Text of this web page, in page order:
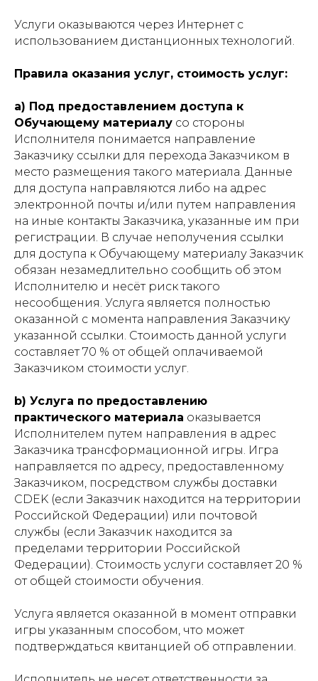
Услуги оказываются через Интернет с
использованием дистанционных технологий.
Правила оказания услуг, стоимость услуг:
a) Под предоставлением доступа к
Обучающему материалу со стороны
Исполнителя понимается направление
Заказчику ссылки для перехода Заказчиком в
место размещения такого материала. Данные
для доступа направляются либо на адрес
электронной почты и/или путем направления
на иные контакты Заказчика, указанные им при
регистрации. В случае неполучения ссылки
для доступа к Обучающему материалу Заказчик
обязан незамедлительно сообщить об этом
Исполнителю и несёт риск такого
несообщения. Услуга является полностью
оказанной с момента направления Заказчику
указанной ссылки. Стоимость данной услуги
составляет 70 % от общей оплачиваемой
Заказчиком стоимости услуг.
b) Услуга по предоставлению
практического материала оказывается
Исполнителем путем направления в адрес
Заказчика трансформационной игры. Игра
направляется по адресу, предоставленному
Заказчиком, посредством службы доставки
CDEK (если Заказчик находится на территории
Российской Федерации) или почтовой
службы (если Заказчик находится за
пределами территории Российской
Федерации). Стоимость услуги составляет 20 %
от общей стоимости обучения.
Услуга является оказанной в момент отправки
игры указанным способом, что может
подтверждаться квитанцией об отправлении.